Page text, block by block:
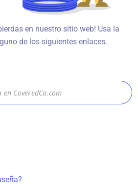
en nuestro sitio web! Usa la
de los siguientes enlaces.